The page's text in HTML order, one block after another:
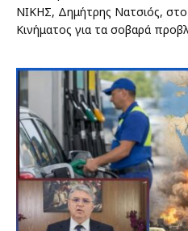
ΝΙΚΗΣ, Δημήτρης Νατσιός,
Κινήματος για τα σοβαρά